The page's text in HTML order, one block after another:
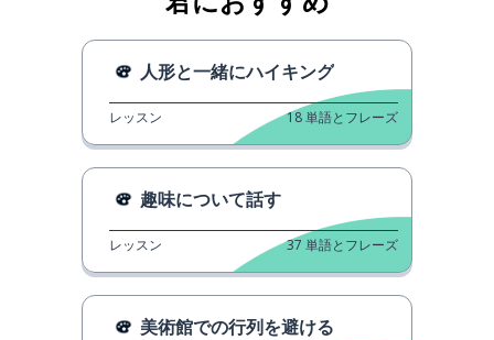
人形と一緒にハイキング
レッスン 18単語とフレーズ
趣味について話す
レッスン 37 単語とフレーズ
美術館での行列を避ける